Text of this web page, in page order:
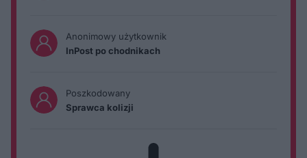
Anonimowy użytkownik
InPost po chodnikach
Poszkodowany
Sprawca kolizji